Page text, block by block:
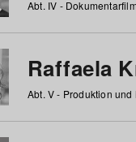
Abt. IV -
Raffaela
Abt. V - Produktion